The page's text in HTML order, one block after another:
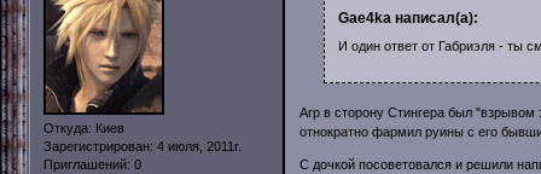
Откуда: Киев
Зарегистрирован: 4 июля, 2011г.
Приглашений: 0
Gae4ka написал(а):
И один ответ от Габриэля - ты
Агр в сторону Стингера был
отнократно фармил руины с его
С дочкой посоветовался и решили